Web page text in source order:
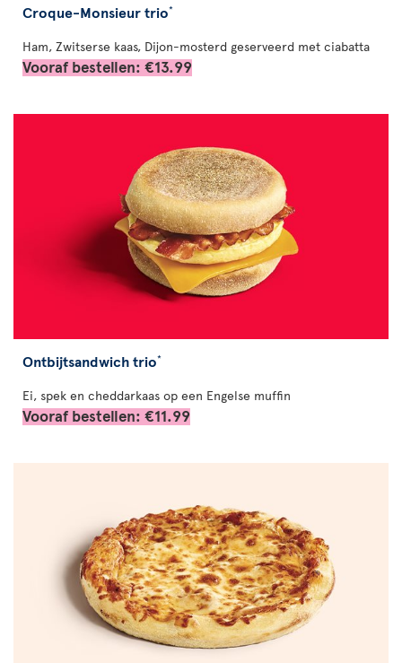
Croque-Monsieur trio*
Ham, Zwitserse kaas, Dijon-mosterd geserveerd met ciabatta
Vooraf bestellen: €13.99
Ontbijtsandwich trio*
Ei, spek en cheddarkaas op een Engelse muffin
Vooraf bestellen: €11.99